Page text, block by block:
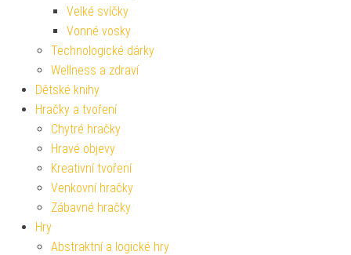
Velké svíčky
Vonné vosky
Technologické dárky
Wellness a zdraví
Dětské knihy
Hračky a tvoření
Chytré hračky
Hravé objevy
Kreativní tvoření
Venkovní hračky
Zábavné hračky
Hry
Abstraktní a logické hry